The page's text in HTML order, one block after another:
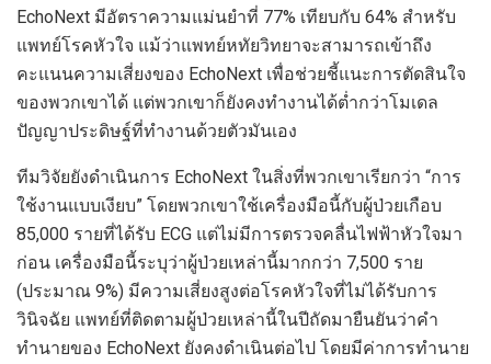
EchoNext มีอัตราความแม่นยำที่ 77% เทียบกับ 64% สำหรับ
แพทย์โรคหัวใจ แม้ว่าแพทย์หทัยวิทยาจะสามารถเข้าถึง
คะแนนความเสี่ยงของ EchoNext เพื่อช่วยชี้แนะการตัดสินใจ
ของพวกเขาได้ แต่พวกเขาก็ยังคงทำงานได้ต่ำกว่าโมเดล
ปัญญาประดิษฐ์ที่ทำงานด้วยตัวมันเอง
ทีมวิจัยยังดำเนินการ EchoNext ในสิ่งที่พวกเขาเรียกว่า “การ
ใช้งานแบบเงียบ” โดยพวกเขาใช้เครื่องมือนี้กับผู้ป่วยเกือบ
85,000 รายที่ได้รับ ECG แต่ไม่มีการตรวจคลื่นไฟฟ้าหัวใจมา
ก่อน เครื่องมือนี้ระบุว่าผู้ป่วยเหล่านี้มากกว่า 7,500 ราย
(ประมาณ 9%) มีความเสี่ยงสูงต่อโรคหัวใจที่ไม่ได้รับการ
วินิจฉัย แพทย์ที่ติดตามผู้ป่วยเหล่านี้ในปีถัดมายืนยันว่าคำ
ทำนายของ EchoNext ยังคงดำเนินต่อไป โดยมีค่าการทำนาย